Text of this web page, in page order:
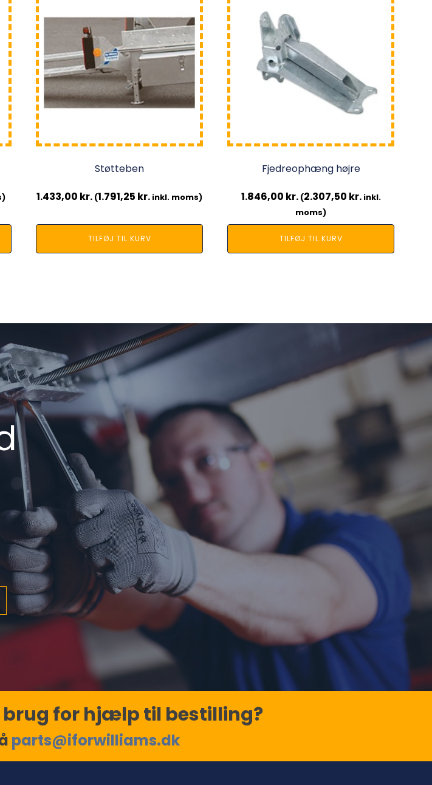
Støtteben
1.433,00 kr. (1.791,25 kr. inkl. moms)
TILFØJ TIL KURV
Fjedreophæng højre
1.846,00 kr. (2.307,50 kr.inkl.
moms)
TILFØJ TIL KURV
brug for hjælp til bestilling?
parts@iforwilliams.dk